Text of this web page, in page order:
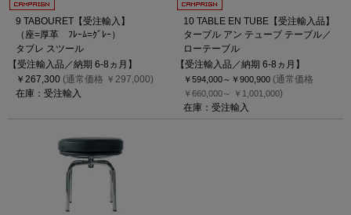
9 TABOURET【受注輸入】
（座=厚革 ﾌﾚｰﾑ=ｸﾞﾚｰ）
タブレ スツール
【受注輸入品／納期 6-8ヵ月】
￥267,300 (通常価格 ￥297,000)
在庫：受注輸入
10 TABLE EN TUBE【受注輸入品】
ターブル アン テューブ テーブル／
ローテーブル
【受注輸入品／納期 6-8ヵ月】
￥594,000～ ￥900,900 (通常価格
￥660,000～ ￥1,001,000)
在庫：受注輸入